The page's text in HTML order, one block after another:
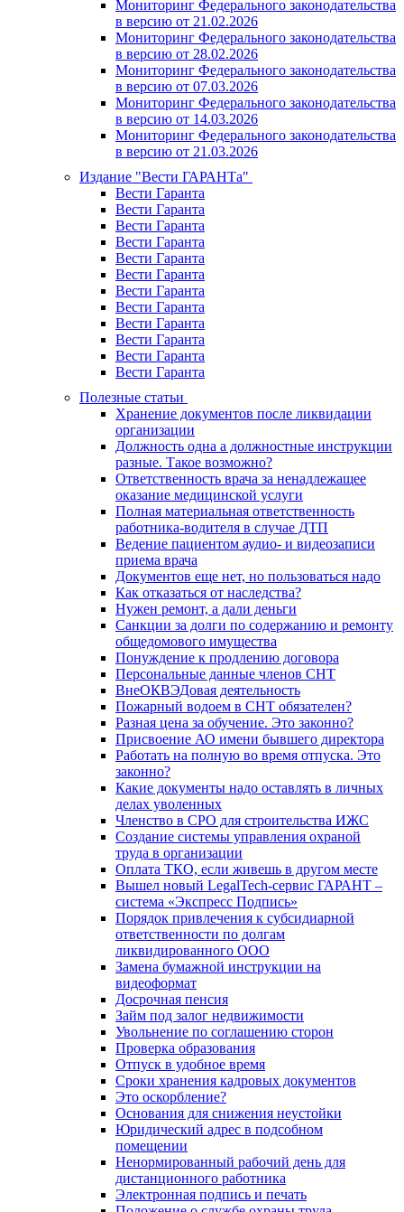
Мониторинг Федерального законодательства
в версию от 21.02.2026
Мониторинг Федерального законодательства
в версию от 28.02.2026
Мониторинг Федерального законодательства
в версию от 07.03.2026
Мониторинг Федерального законодательства
в версию от 14.03.2026
Мониторинг Федерального законодательства
в версию от 21.03.2026
Издание "Вести ГАРАНТа"
Вести Гаранта
Вести Гаранта
Вести Гаранта
Вести Гаранта
Вести Гаранта
Вести Гаранта
Вести Гаранта
Вести Гаранта
Вести Гаранта
Вести Гаранта
Вести Гаранта
Вести Гаранта
Полезные статьи
Хранение документов после ликвидации
организации
Должность одна а должностные инструкции
разные. Такое возможно?
Ответственность врача за ненадлежащее
оказание медицинской услуги
Полная материальная ответственность
работника-водителя в случае ДТП
Ведение пациентом аудио- и видеозаписи
приема врача
Документов еще нет, но пользоваться надо
Как отказаться от наследства?
Нужен ремонт, а дали деньги
Санкции за долги по содержанию и ремонту
общедомового имущества
Понуждение к продлению договора
Персональные данные членов СНТ
ВнеОКВЭДовая деятельность
Пожарный водоем в СНТ обязателен?
Разная цена за обучение. Это законно?
Присвоение АО имени бывшего директора
Работать на полную во время отпуска. Это
законно?
Какие документы надо оставлять в личных
делах уволенных
Членство в СРО для строительства ИЖС
Создание системы управления охраной
труда в организации
Оплата ТКО, если живешь в другом месте
Вышел новый LegalTech-сервис ГАРАНТ –
система «Экспресс Подпись»
Порядок привлечения к субсидиарной
ответственности по долгам
ликвидированного ООО
Замена бумажной инструкции на
видеоформат
Досрочная пенсия
Займ под залог недвижимости
Увольнение по соглашению сторон
Проверка образования
Отпуск в удобное время
Сроки хранения кадровых документов
Это оскорбление?
Основания для снижения неустойки
Юридический адрес в подсобном
помещении
Ненормированный рабочий день для
дистанционного работника
Электронная подпись и печать